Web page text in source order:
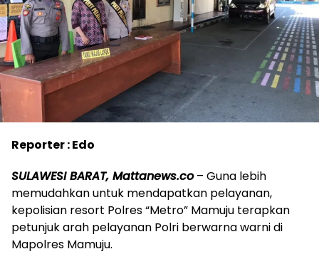
Reporter : Edo
SULAWESI BARAT, Mattanews.co– Guna lebih
memudahkan untuk mendapatkan pelayanan,
kepolisian resort Polres “Metro” Mamuju terapkan
petunjuk arah pelayanan Polri berwarna warni di
Mapolres Mamuju.